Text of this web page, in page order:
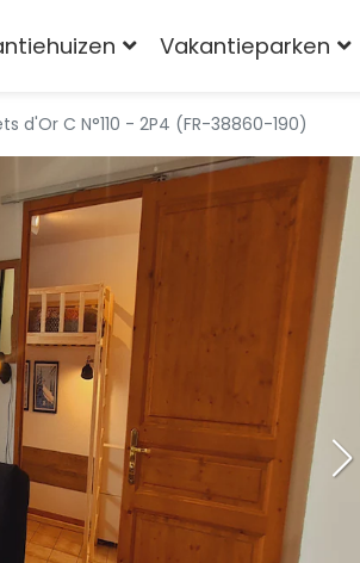
Vakantieparken
d'Or C N°110 - 2P4 (FR-38860-190)